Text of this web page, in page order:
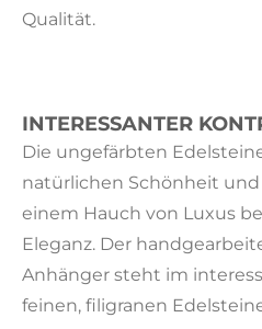
Qualität.
INTERESSANTER
Die ungefärbten
natürlichen Schönheit
einem Hauch von Luxus
Eleganz. Der
Anhänger steht im
feinen, filigranen